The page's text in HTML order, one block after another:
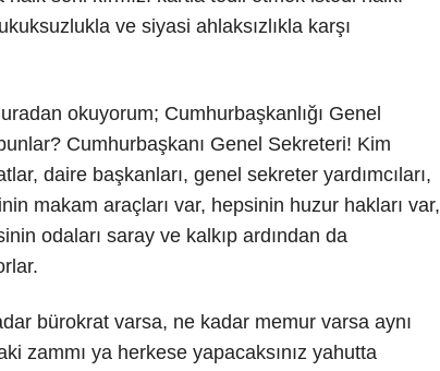
ve siyasi ahlaksızlıkla karşı
okuyorum; Cumhurbaşkanlığı Genel
Cumhurbaşkanı Genel Sekreteri! Kim
daire başkanları, genel sekreter yardımcıları,
makam araçları var, hepsinin huzur hakları var,
odaları saray ve kalkıp ardından da
bürokrat varsa, ne kadar memur varsa aynı
zammı ya herkese yapacaksınız yahutta